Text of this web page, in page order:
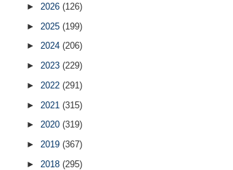
► 2026(126)
► 2025(199)
►2024(206)
►2023(229)
► 2022(291)
► 2021(315)
►2020(319)
►2019(367)
► 2018(295)